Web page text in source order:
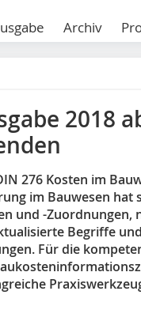
Archiv
2018
276 Kosten im
im Bauwesen hat
und -Zuordnungen,
Begriffe
Für die